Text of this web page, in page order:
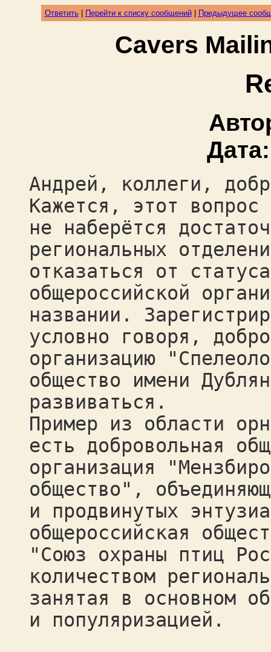
Ответить| Перейти к списку сообщений| Предыдущее
Cavers
Андрей, коллеги,
Кажется, этот
не наберётся
региональных
отказаться от статуса
общероссийской
названии.
условно говоря,
организацию
общество имени
развиваться.
Пример из области
есть добровольная
организация
общество",
и продвинутых
общероссийская
"Союз охраны птиц
количеством
занятая в основном
и популяризацией.